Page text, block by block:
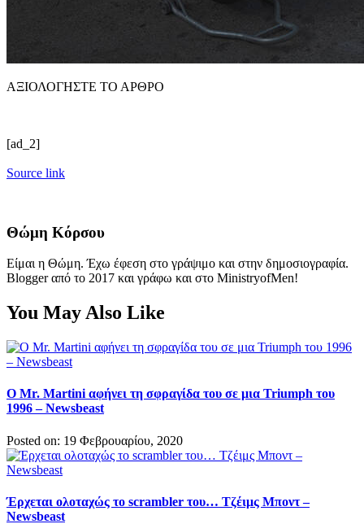
ΑΞΙΟΛΟΓΗΣΤΕ ΤΟ ΑΡΘΡΟ
[ad_2]
Source link
Θώμη Κόρσου
Είμαι η Θώμη. Έχω έφεση στο γράψιμο και στην δημοσιογραφία.
Blogger από το 2017 και γράφω και στο MinistryofMen!
You May Also Like
Ο Mr. Martini αφήνει τη σφραγίδα του σε μια Triumph του
1996 – Newsbeast
Posted on: 19 Φεβρουαρίου, 2020
Έρχεται ολοταχώς το scrambler του… Τζέιμς Μποντ –
Newsbeast